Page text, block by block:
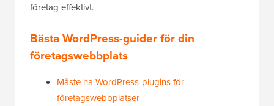
företag effektivt.
Bästa WordPress-guider för din
företagswebbplats
Måste ha WordPress-plugins för
företagswebbplatser